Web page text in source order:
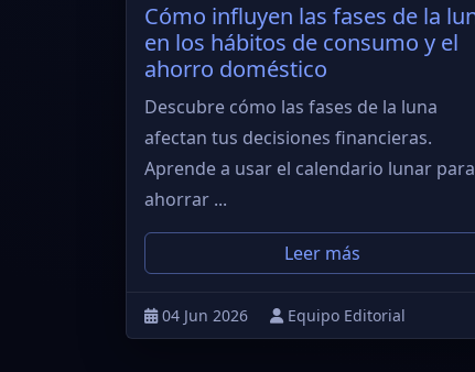
Cómo influyen las fases de la
en los hábitos de consumo y el
ahorro doméstico
Descubre cómo las fases de la luna
afectan tus decisiones financieras.
Aprende a usar el calendario lunar para
ahorrar ...
Leer más
04 Jun 2026 Equipo Editorial